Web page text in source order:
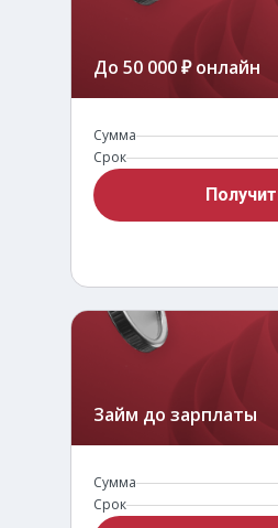
До 50 000 ₽ онлайн
Сумма
Срок
Займ до зарплаты
Сумма
Срок